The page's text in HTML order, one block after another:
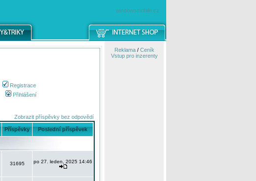
windowsmobile.cz
Registrace
Přihlášení
Zobrazit příspěvky bez odpovědí
Příspěvky Poslední příspěvek
31695 po 27. leden, 2025 14:46
Reklama/ Ceník
Vstup pro inzerenty